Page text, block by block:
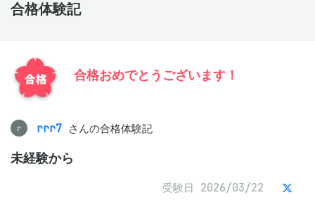
合格体験記
合格おめでとうございます！
r rrr7 さんの合格体験記
未経験から
受験日 2026/03/22